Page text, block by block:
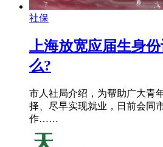
社保
上海放宽应届生身
么?
市人社局介绍，为帮助广大青
择、尽早实现就业，日前会同
作……